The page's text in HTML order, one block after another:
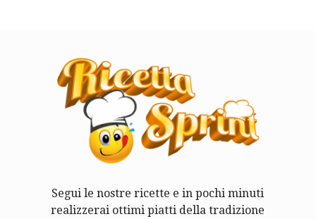
Segui le nostre ricette e in pochi minuti
realizzerai ottimi piatti della tradizione